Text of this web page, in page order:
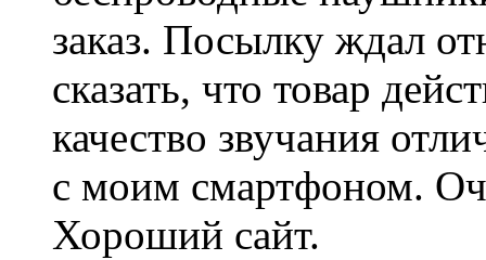
заказ. Посылку ждал
сказать, что товар
качество звучания
с моим смартфоном.
Хороший сайт.